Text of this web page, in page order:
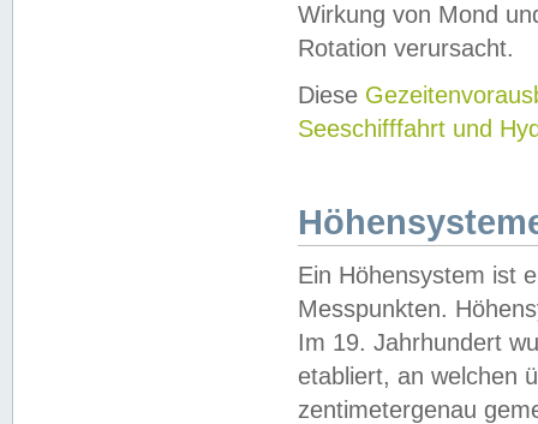
Wirkung von Mond
Rotation verursacht.
Diese
Seeschifffahrt und
Ein Höhensystem ist
Messpunkten.
Im 19. Jahrhundert
etabliert, an welchen
zentimetergenau